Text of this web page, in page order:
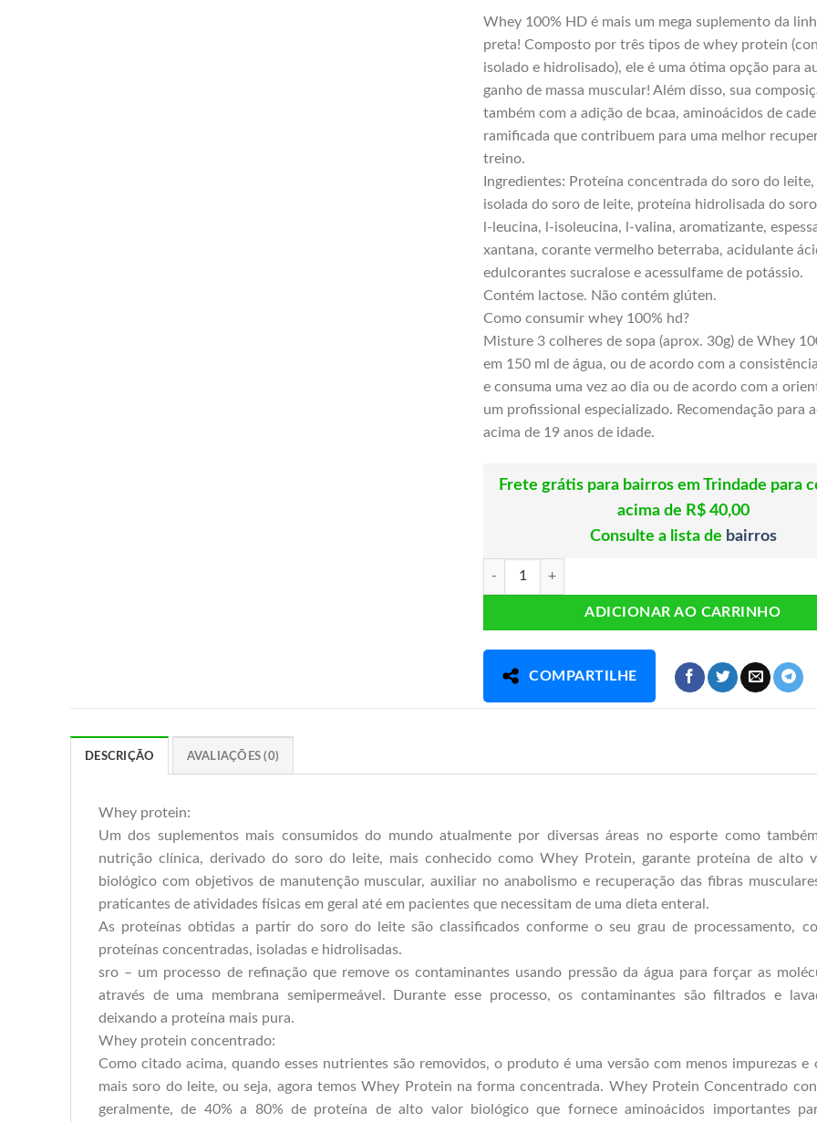
Whey 100% HD é mais um mega suplemento da
preta! Composto por três tipos de whey protein
isolado e hidrolisado), ele é uma ótima opção para
ganho de massa muscular! Além disso, sua
também com a adição de bcaa, aminoácidos de
ramificada que contribuem para uma melhor
treino.
Ingredientes: Proteína concentrada do soro do
isolada do soro de leite, proteína hidrolisada do
l-leucina, l-isoleucina, l-valina, aromatizante,
xantana, corante vermelho beterraba, acidulante
edulcorantes sucralose e acessulfame de potássio.
Contém lactose. Não contém glúten.
Como consumir whey 100% hd?
Misture 3 colheres de sopa (aprox. 30g) de Whey
em 150 ml de água, ou de acordo com a
e consuma uma vez ao dia ou de acordo com a
um profissional especializado. Recomendação para
acima de 19 anos de idade.
Frete grátis para bairros em Trindade para
acima de R$ 40,00
Consulte a lista de bairros
REFIL WHEY 100% HD SABOR CHOCOLATE 900G
ADICIONAR AO CARRINHO
COMPARTILHE
DESCRIÇÃO AVALIAÇÕES (0)
Whey protein:
Um dos suplementos mais consumidos do mundo atualmente por diversas áreas no esporte como
nutrição clínica, derivado do soro do leite, mais conhecido como Whey Protein, garante proteína de alto
biológico com objetivos de manutenção muscular, auxiliar no anabolismo e recuperação das fibras
praticantes de atividades físicas em geral até em pacientes que necessitam de uma dieta enteral.
As proteínas obtidas a partir do soro do leite são classificados conforme o seu grau de processamento,
proteínas concentradas, isoladas e hidrolisadas.
sro – um processo de refinação que remove os contaminantes usando pressão da água para forçar as
através de uma membrana semipermeável. Durante esse processo, os contaminantes são filtrados e
deixando a proteína mais pura.
Whey protein concentrado:
Como citado acima, quando esses nutrientes são removidos, o produto é uma versão com menos impurezas e
mais soro do leite, ou seja, agora temos Whey Protein na forma concentrada. Whey Protein Concentrado
geralmente, de 40% a 80% de proteína de alto valor biológico que fornece aminoácidos importantes